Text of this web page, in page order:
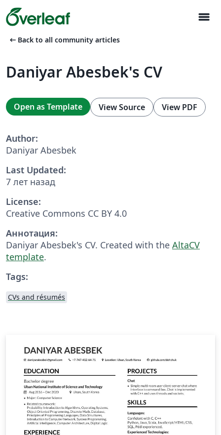
menu
arrow_left_alt Back to all community articles
Daniyar Abesbek's CV
Open as Template View Source View PDF
Author:
Daniyar Abesbek
Last Updated:
7 лет назад
License:
Creative Commons CC BY 4.0
Аннотация:
Daniyar Abesbek's CV. Created with the AltaCV
template.
Tags:
CVs and résumés